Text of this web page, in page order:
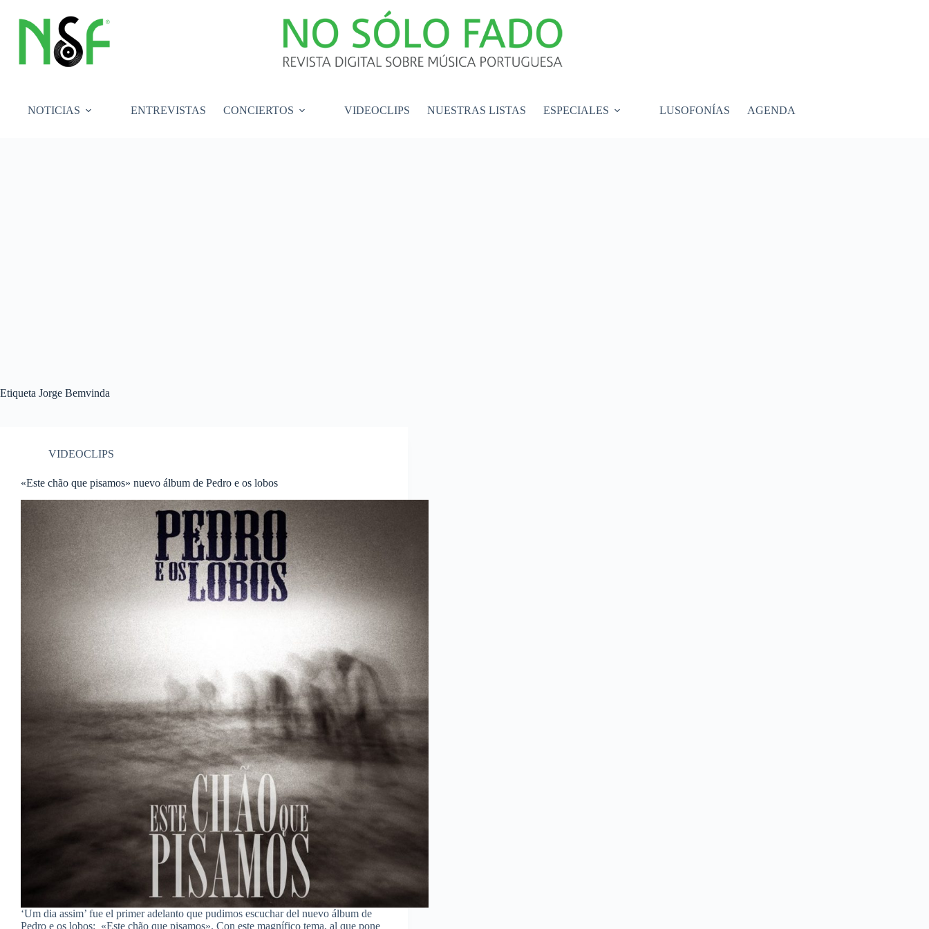
contenido
NOTICIAS ENTREVISTAS CONCIERTOS VIDEOCLIPS NUESTRAS LISTAS ESPECIALES LUSOFONÍAS AGENDA
Etiqueta Jorge Bemvinda
VIDEOCLIPS
«Este chão que pisamos» nuevo álbum de Pedro e os lobos
‘Um dia assim’ fue el primer adelanto que pudimos escuchar del nuevo álbum de
Pedro e os lobos: «Este chão que pisamos». Con este magnífico tema, al que pone